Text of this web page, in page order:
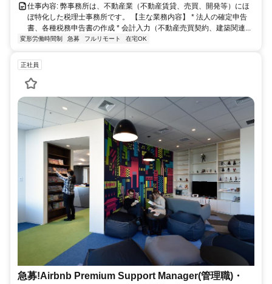
仕事内容: 弊事務所は、不動産業（不動産賃貸、売買、開発等）にほ
ぼ特化した税理士事務所です。 【主な業務内容】 * 法人の確定申告
書、各種税務申告書の作成 * 会計入力（不動産売買契約、建築関連...
変形労働時間制 急募 フルリモート 在宅OK
正社員
急募!Airbnb Premium Support Manager(管理職)・